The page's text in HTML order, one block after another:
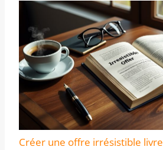
Créer une offre irrésistible livre